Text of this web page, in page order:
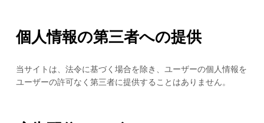
個人情報の第三者への提供
当サイトは、法令に基づく場合を除き、ユーザーの個人情報を
ユーザーの許可なく第三者に提供することはありません。